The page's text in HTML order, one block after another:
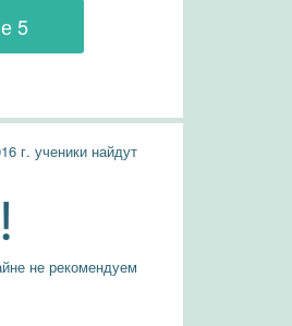
5
г. ученики найдут
не рекомендуем